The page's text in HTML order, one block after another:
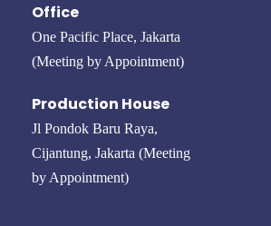
Office
One Pacific Place, Jakarta
(Meeting by Appointment)
Production House
Jl Pondok Baru Raya,
Cijantung, Jakarta (Meeting
by Appointment)